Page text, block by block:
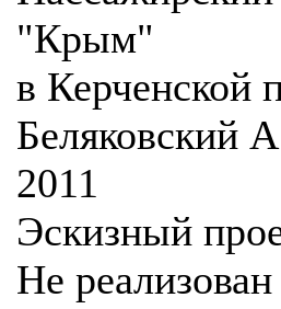
"Крым"
в Керченской
Беляковский
2011
Эскизный
Не реализован